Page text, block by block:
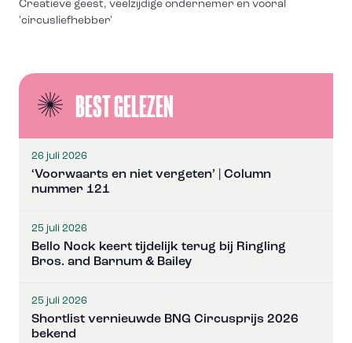
Creatieve geest, veelzijdige ondernemer en vooral
'circusliefhebber'
BEST GELEZEN
26 juli 2026
‘Voorwaarts en niet vergeten’ | Column
nummer 121
25 juli 2026
Bello Nock keert tijdelijk terug bij Ringling
Bros. and Barnum & Bailey
25 juli 2026
Shortlist vernieuwde BNG Circusprijs 2026
bekend